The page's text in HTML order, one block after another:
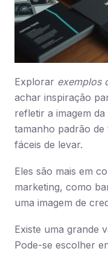
Explorar exemplos
achar inspiração
refletir a imagem
tamanho padrão
fáceis de levar.
Eles são mais em
marketing, como
uma imagem de
Existe uma grande
Pode-se escolher